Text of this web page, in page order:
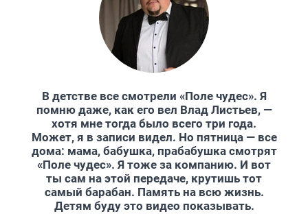
В детстве все смотрели «Поле чудес». Я
помню даже, как его вел Влад Листьев, —
хотя мне тогда было всего три года.
Может, я в записи видел. Но пятница — все
дома: мама, бабушка, прабабушка смотрят
«Поле чудес». Я тоже за компанию. И вот
ты сам на этой передаче, крутишь тот
самый барабан. Память на всю жизнь.
Детям буду это видео показывать.